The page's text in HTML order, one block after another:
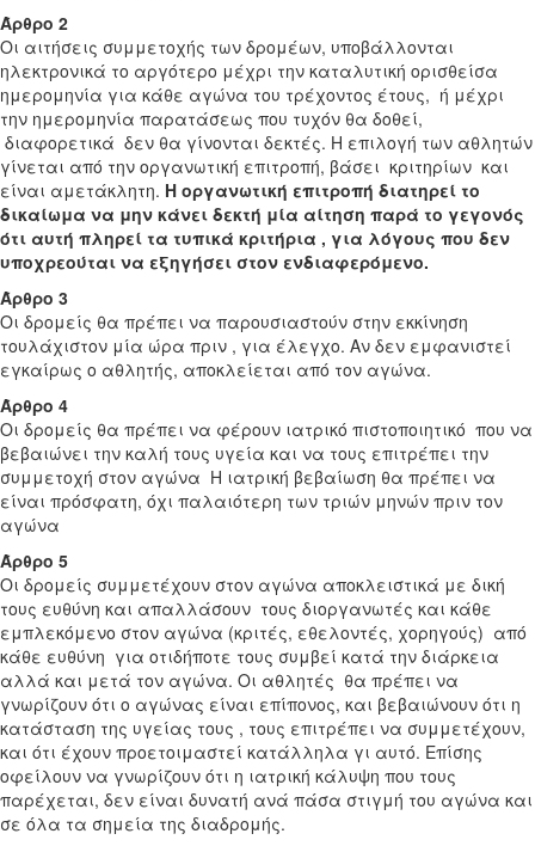
Άρθρο 2
Οι αιτήσεις συμμετοχής των δρομέων, υποβάλλονται
ηλεκτρονικά το αργότερο μέχρι την καταλυτική ορισθείσα
ημερομηνία για κάθε αγώνα του τρέχοντος έτους, ή μέχρι
την ημερομηνία παρατάσεως που τυχόν θα δοθεί,
διαφορετικά δεν θα γίνονται δεκτές. Η επιλογή των αθλητών
γίνεται από την οργανωτική επιτροπή, βάσει κριτηρίων και
είναι αμετάκλητη. Η οργανωτική επιτροπή διατηρεί το
δικαίωμα να μην κάνει δεκτή μία αίτηση παρά το γεγονός
ότι αυτή πληρεί τα τυπικά κριτήρια , για λόγους που δεν
υποχρεούται να εξηγήσει στον ενδιαφερόμενο.
Άρθρο 3
Οι δρομείς θα πρέπει να παρουσιαστούν στην εκκίνηση
τουλάχιστον μία ώρα πριν , για έλεγχο. Αν δεν εμφανιστεί
εγκαίρως ο αθλητής, αποκλείεται από τον αγώνα.
Άρθρο 4
Οι δρομείς θα πρέπει να φέρουν ιατρικό πιστοποιητικό που να
βεβαιώνει την καλή τους υγεία και να τους επιτρέπει την
συμμετοχή στον αγώνα Η ιατρική βεβαίωση θα πρέπει να
είναι πρόσφατη, όχι παλαιότερη των τριών μηνών πριν τον
αγώνα
Άρθρο 5
Οι δρομείς συμμετέχουν στον αγώνα αποκλειστικά με δική
τους ευθύνη και απαλλάσουν τους διοργανωτές και κάθε
εμπλεκόμενο στον αγώνα (κριτές, εθελοντές, χορηγούς) από
κάθε ευθύνη για οτιδήποτε τους συμβεί κατά την διάρκεια
αλλά και μετά τον αγώνα. Οι αθλητές θα πρέπει να
γνωρίζουν ότι ο αγώνας είναι επίπονος, και βεβαιώνουν ότι η
κατάσταση της υγείας τους , τους επιτρέπει να συμμετέχουν,
και ότι έχουν προετοιμαστεί κατάλληλα γι αυτό. Επίσης
οφείλουν να γνωρίζουν ότι η ιατρική κάλυψη που τους
παρέχεται, δεν είναι δυνατή ανά πάσα στιγμή του αγώνα και
σε όλα τα σημεία της διαδρομής.